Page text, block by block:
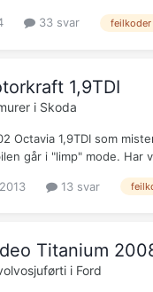
33 svar feilkoder
1,9TDI
i Skoda
Octavia 1,9TDI som
går i "limp" mode.
13 svar
Titanium
i Ford